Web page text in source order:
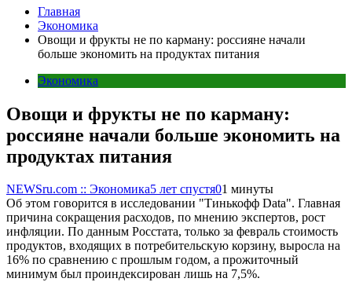
Главная
Экономика
Овощи и фрукты не по карману: россияне начали
больше экономить на продуктах питания
Экономика
Овощи и фрукты не по карману:
россияне начали больше экономить на
продуктах питания
NEWSru.com :: Экономика5 лет спустя01 минуты
Об этом говорится в исследовании "Тинькофф Data". Главная
причина сокращения расходов, по мнению экспертов, рост
инфляции. По данным Росстата, только за февраль стоимость
продуктов, входящих в потребительскую корзину, выросла на
16% по сравнению с прошлым годом, а прожиточный
минимум был проиндексирован лишь на 7,5%.